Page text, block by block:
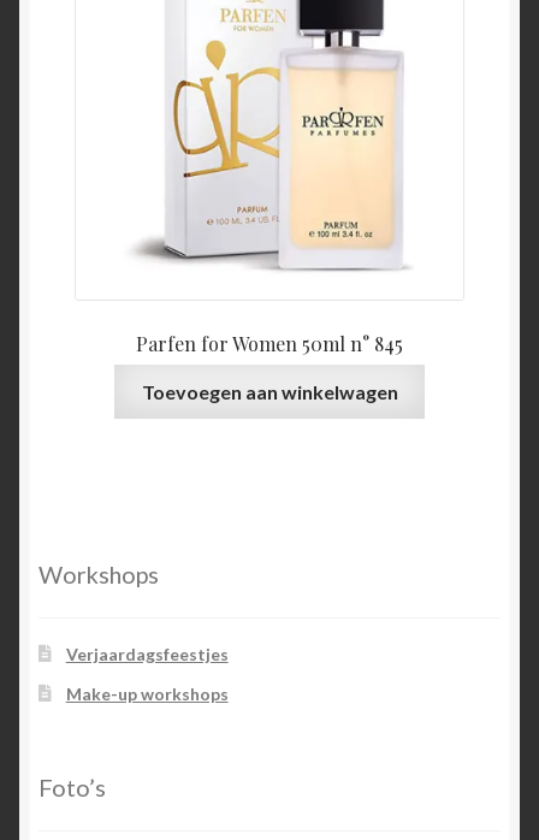
Parfen for Women 50ml n° 845
Toevoegen aan winkelwagen
Workshops
Verjaardagsfeestjes
Make-up workshops
Foto’s